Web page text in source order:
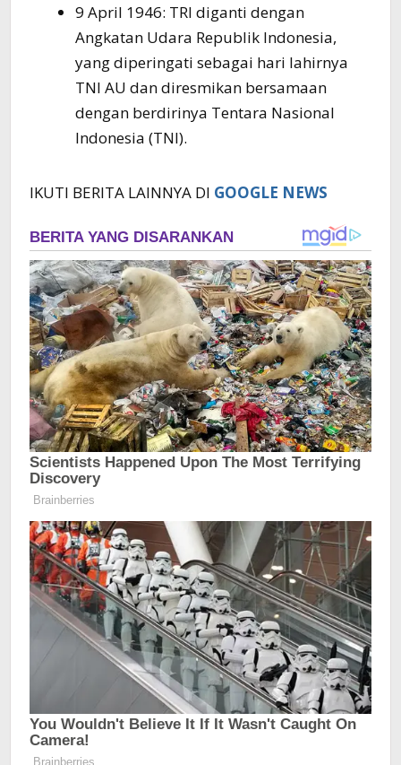
9 April 1946: TRI diganti dengan
Angkatan Udara Republik Indonesia,
yang diperingati sebagai hari lahirnya
TNI AU dan diresmikan bersamaan
dengan berdirinya Tentara Nasional
Indonesia (TNI).
IKUTI BERITA LAINNYA DI GOOGLE NEWS